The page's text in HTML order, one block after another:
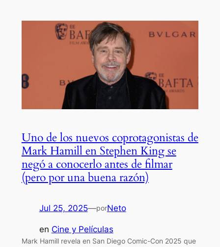
Uno de los nuevos coprotagonistas de
Mark Hamill en Stephen King se
negó a conocerlo antes de filmar
(pero por una buena razón)
Jul 25, 2025—porNeto
en Cine y Películas
Mark Hamill revela en San Diego Comic-Con 2025 que